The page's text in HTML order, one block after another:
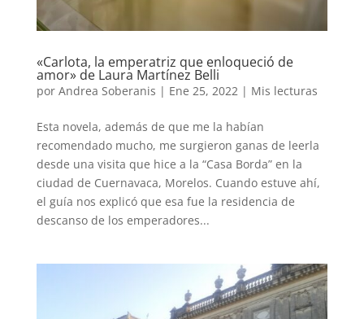
«Carlota, la emperatriz que enloqueció de
amor» de Laura Martínez Belli
por Andrea Soberanis | Ene 25, 2022| Mis lecturas
Esta novela, además de que me la habían
recomendado mucho, me surgieron ganas de leerla
desde una visita que hice a la “Casa Borda” en la
ciudad de Cuernavaca, Morelos. Cuando estuve ahí,
el guía nos explicó que esa fue la residencia de
descanso de los emperadores...